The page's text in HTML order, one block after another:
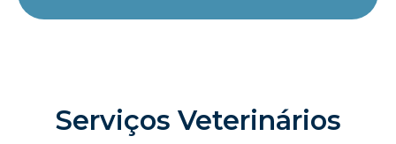
Serviços Veterinários